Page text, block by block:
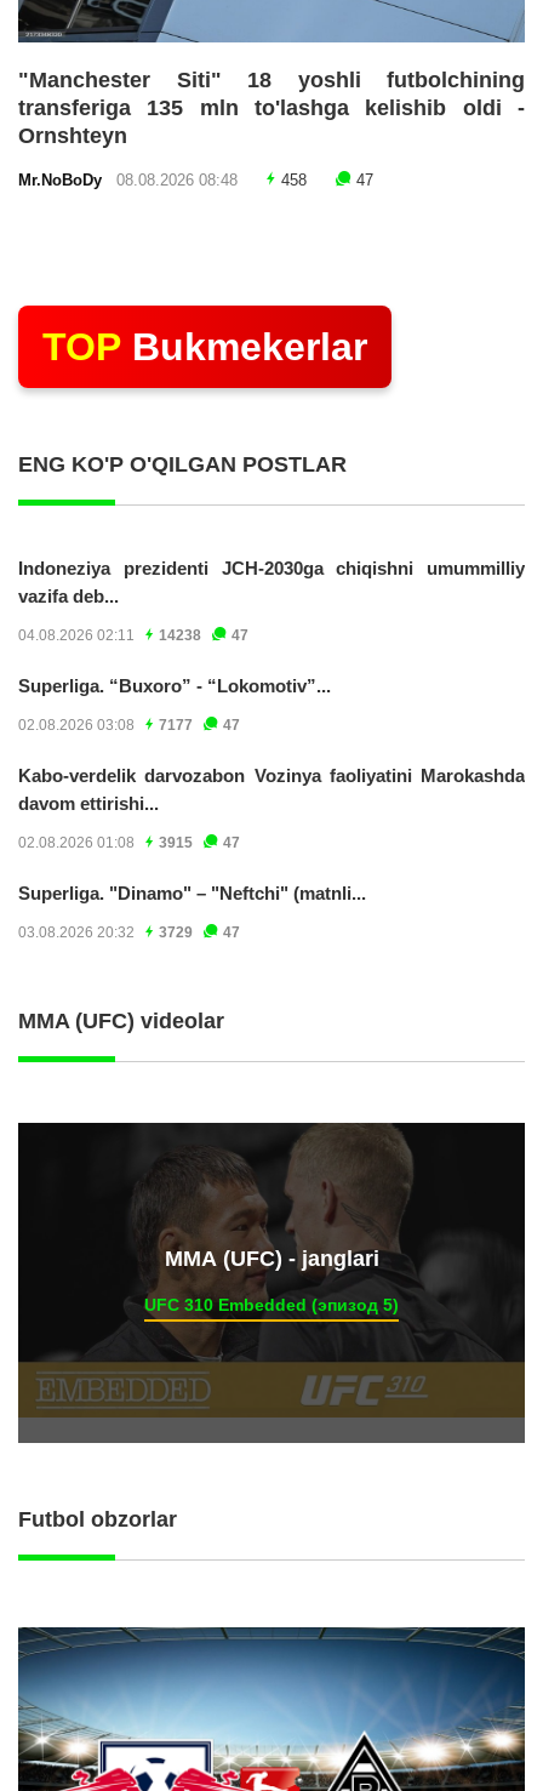
"Manchester Siti" 18 yoshli futbolchining
transferiga 135 mln to'lashga kelishib oldi -
Ornshteyn
Mr.NoBoDy 08.08.2026 08:48 458 47
TOP Bukmekerlar
ENG KO'P O'QILGAN POSTLAR
Indoneziya prezidenti JCH-2030ga chiqishni umummilliy
vazifa deb...
04.08.2026 02:11 14238 47
Superliga. “Buxoro” - “Lokomotiv”...
02.08.2026 03:08 7177 47
Kabo-verdelik darvozabon Vozinya faoliyatini Marokashda
davom ettirishi...
02.08.2026 01:08 3915 47
Superliga. "Dinamo" – "Neftchi" (matnli...
03.08.2026 20:32 3729 47
MMA (UFC) videolar
ММА (UFC) - janglari
UFC 310 Embedded (эпизод 5)
Futbol obzorlar